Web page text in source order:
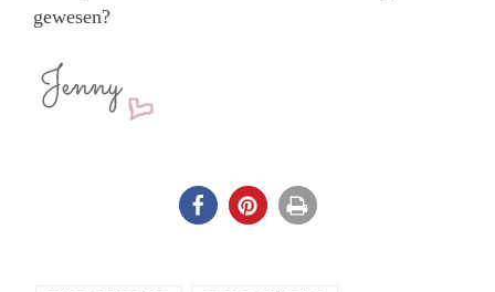
gewesen?